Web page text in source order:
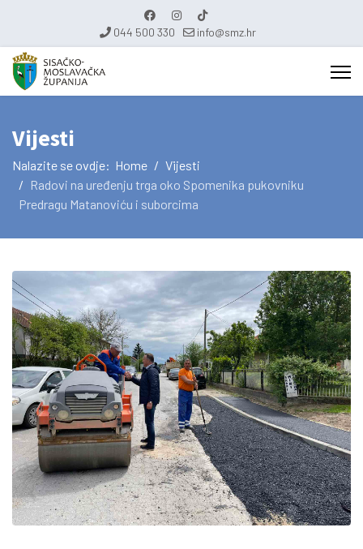
044 500 330 info@smz.hr
Vijesti
Nalazite se ovdje: Home
Vijesti
Radovi na uređenju trga oko Spomenika pukovniku
Predragu Matanoviću i suborcima